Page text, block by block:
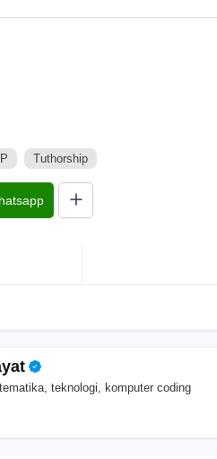
Tuthorship
teknologi, komputer coding